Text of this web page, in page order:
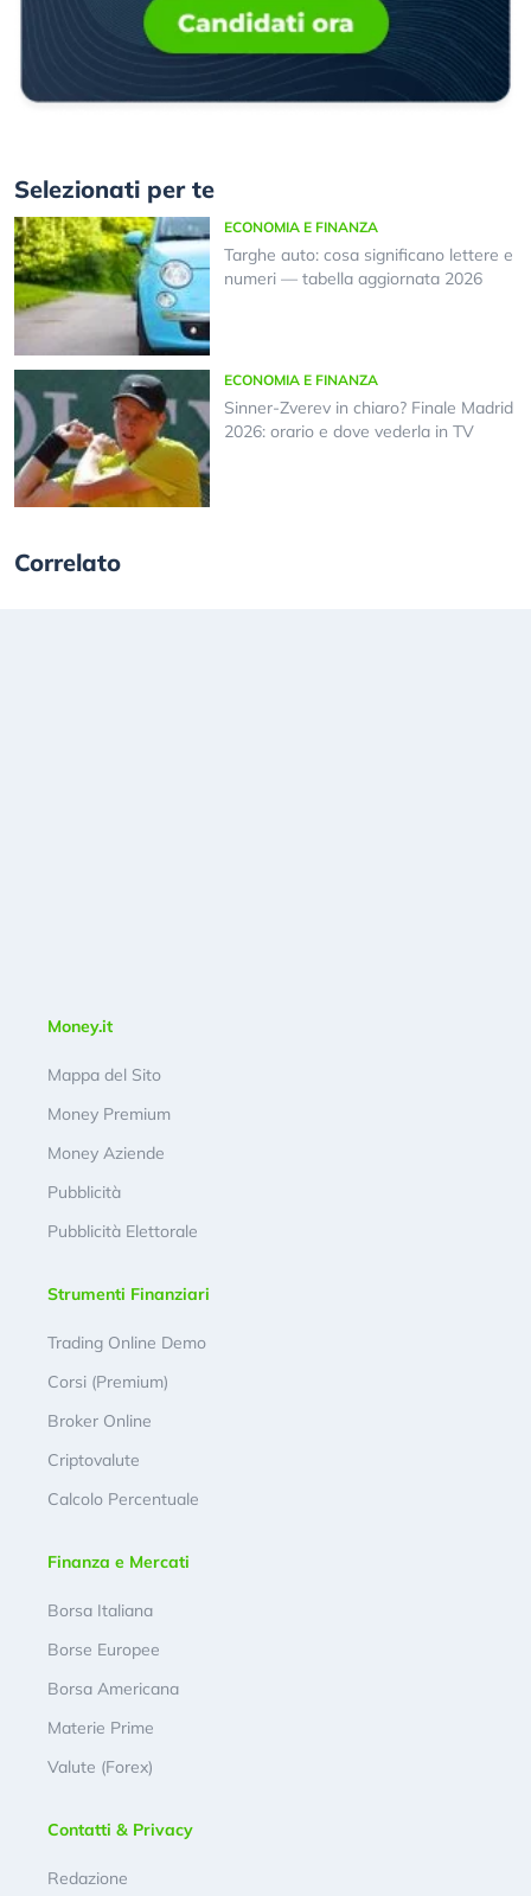
Selezionati per te
ECONOMIA E FINANZA
Targhe auto: cosa significano lettere e
numeri — tabella aggiornata 2026
ECONOMIA E FINANZA
Sinner-Zverev in chiaro? Finale Madrid
2026: orario e dove vederla in TV
Correlato
Money.it
Mappa del Sito
Money Premium
Money Aziende
Pubblicità
Pubblicità Elettorale
Strumenti Finanziari
Trading Online Demo
Corsi (Premium)
Broker Online
Criptovalute
Calcolo Percentuale
Finanza e Mercati
Borsa Italiana
Borse Europee
Borsa Americana
Materie Prime
Valute (Forex)
Contatti & Privacy
Redazione